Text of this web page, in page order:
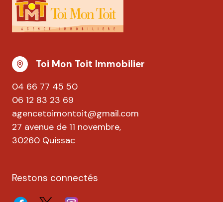
Toi Mon Toit Immobilier
04 66 77 45 50
06 12 83 23 69
agencetoimontoit@gmail.com
27 avenue de 11 novembre,
30260 Quissac
Restons connectés